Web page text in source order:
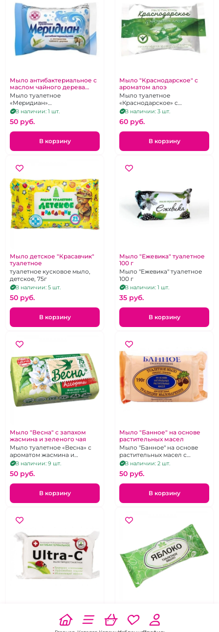
Мыло антибактериальное с
маслом чайного дерева
"Меридиан"
Мыло туалетное
«Меридиан»
антибактериальное с
экстрактом чайного дерева
В наличии: 1 шт.
50 pуб.
В корзину
Мыло "Краснодарское" с
ароматом алоэ
Мыло туалетное
«Краснодарское» с
ароматом алоэ 100 г
В наличии: 3 шт.
60 pуб.
В корзину
Мыло детское "Красавчик"
туалетное
туалетное кусковое мыло,
детское, 75г
В наличии: 5 шт.
50 pуб.
В корзину
Мыло "Ежевика" туалетное
100 г
Мыло "Ежевика" туалетное
100 г
В наличии: 1 шт.
35 pуб.
В корзину
Мыло "Весна" с запахом
жасмина и зеленого чая
Мыло туалетное «Весна» с
ароматом жасмина и
зеленого чая
В наличии: 9 шт.
50 pуб.
В корзину
Мыло "Банное" на основе
растительных масел
Мыло "Банное" на основе
растительных масел с
глицерином
В наличии: 2 шт.
50 pуб.
В корзину
антибактериальное 200 г
Мыло - большрй кусок 200 г
Мыло туалетное "Яблоко"